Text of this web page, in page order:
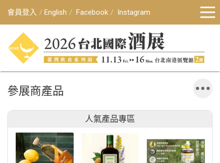
會員登入 English Facebook Instagram
參展商產品
人氣產品專區